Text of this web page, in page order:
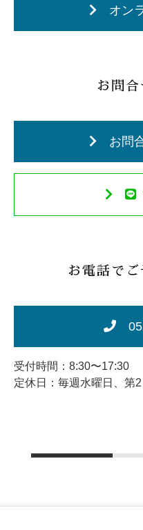
オン
お問合
お問
お電話で
受付時間：8:30〜17:30
定休日：毎週水曜日、第